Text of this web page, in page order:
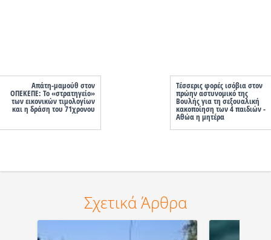
Απάτη-μαμούθ στον
ΟΠΕΚΕΠΕ: Το «στρατηγείο»
των εικονικών τιμολογίων
και η δράση του 71χρονου
Τέσσερις φορές ισόβια στον
πρώην αστυνομικό της
Βουλής για τη σεξουαλική
κακοποίηση των 4 παιδιών -
Αθώα η μητέρα
Σχετικά Άρθρα